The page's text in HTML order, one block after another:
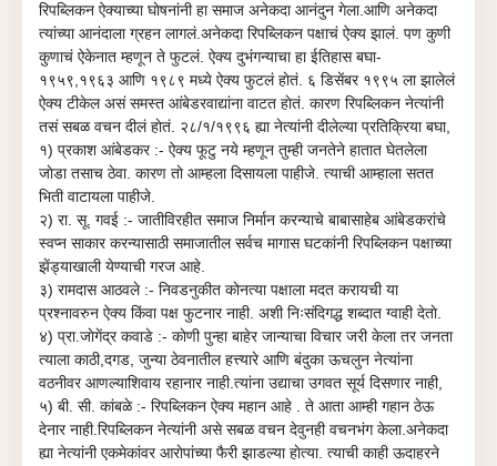
रिपब्लिकन ऐक्याच्या घाेषनांनी हा समाज अनेकदा आनंदुन गेला.आणि अनेकदा
त्यांच्या आनंदाला ग्रहन लागलं.अनेकदा रिपब्लिकन पक्षाचं ऐक्य झालं. पण कुणी
कुणाचं ऐकेनात म्हणून ते फुटलं. ऐक्य दुभंगन्याचा हा ईतिहास बघा-
१९५९,१९६३ आणि १९८९ मध्ये ऐक्य फुटलं हाेतं. ६ डिसेंबर १९९५ ला झालेलं
ऐक्य टीकेल असं समस्त आंबेडरवाद्यांना वाटत हाेतं. कारण रिपब्लिकन नेत्यांनी
तसं सबळ वचन दीलं हाेतं. २८/१/१९९६ ह्या नेत्यांनी दीलेल्या प्रतिक्रिया बघा,
१) प्रकाश आंबेडकर :- ऐक्य फूटु नये म्हणून तुम्ही जनतेने हातात घेतलेला
जाेडा तसाच ठेवा. कारण ताे आम्हला दिसायला पाहीजे. त्याची आम्हाला सतत
भिती वाटायला पाहीजे.
२) रा. सू. गवई :- जातीविरहीत समाज निर्मान करन्याचे बाबासाहेब आंबेडकरांचे
स्वप्न साकार करन्यासाठी समाजातील सर्वच मागास घटकांनी रिपब्लिकन पक्षाच्या
झेंड्याखाली येण्याची गरज आहे.
३) रामदास आठवले :- निवडनुकीत काेनत्या पक्षाला मदत करायची या
प्रश्नावरुन ऐक्य किंवा पक्ष फुटनार नाही. अशी निःसंदिगद्ध शब्दात ग्वाही देताे.
४) प्रा.जाेगेंद्र कवाडे :- काेणी पुन्हा बाहेर जान्याचा विचार जरी केला तर जनता
त्याला काठी,दगड, जुन्या ठेवनातील हत्त्यारे आणि बंदुका ऊचलुन नेत्यांना
वठनीवर आणल्याशिवाय रहानार नाही.त्यांना उद्याचा उगवत सूर्य दिसणार नाही,
५) बी. सी. कांबळे :- रिपब्लिकन ऐक्य महान आहे . ते आता आम्ही गहान ठेऊ
देनार नाही.रिपब्लिकन नेत्यांनी असे सबळ वचन देवुनही वचनभंग केला.अनेकदा
ह्या नेत्यांनी एकमेकांवर आराेपांच्या फैरी झाडल्या हाेत्या. त्याची काही ऊदाहरने